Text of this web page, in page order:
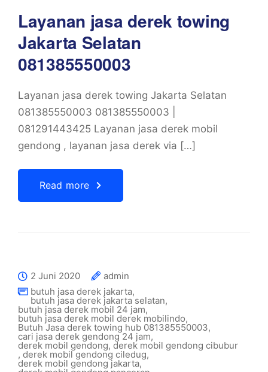
Layanan jasa derek towing
Jakarta Selatan
081385550003
Layanan jasa derek towing Jakarta Selatan
081385550003 081385550003 |
081291443425 Layanan jasa derek mobil
gendong , layanan jasa derek via […]
Read more
2 Juni 2020
admin
butuh jasa derek jakarta,
butuh jasa derek jakarta selatan,
butuh jasa derek mobil 24 jam,
butuh jasa derek mobil derek mobilindo,
Butuh Jasa derek towing hub 081385550003,
cari jasa derek gendong 24 jam,
derek mobil gendong, derek mobil gendong cibubur
, derek mobil gendong ciledug,
derek mobil gendong jakarta,